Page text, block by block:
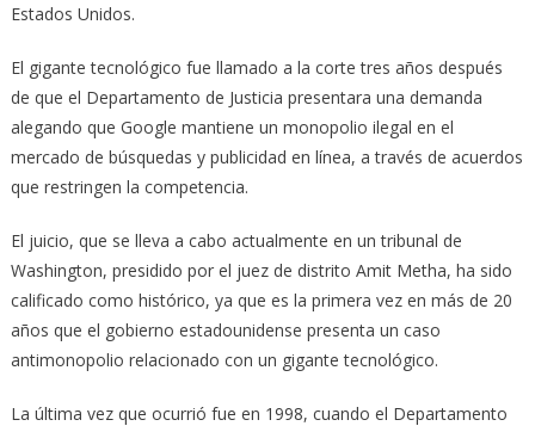
Estados Unidos.
El gigante tecnológico fue llamado a la corte tres años después
de que el Departamento de Justicia presentara una demanda
alegando que Google mantiene un monopolio ilegal en el
mercado de búsquedas y publicidad en línea, a través de acuerdos
que restringen la competencia.
El juicio, que se lleva a cabo actualmente en un tribunal de
Washington, presidido por el juez de distrito Amit Metha, ha sido
calificado como histórico, ya que es la primera vez en más de 20
años que el gobierno estadounidense presenta un caso
antimonopolio relacionado con un gigante tecnológico.
La última vez que ocurrió fue en 1998, cuando el Departamento